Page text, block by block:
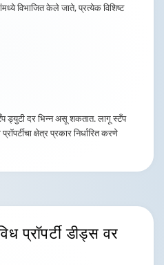
विभाजित केले जाते, प्रत्येक विशिष्ट
स्टँप ड्युटी दर भिन्न असू शकतात. लागू स्टँप
क्षेत्र प्रकार निर्धारित करणे
प्रॉपर्टी डीड्स वर